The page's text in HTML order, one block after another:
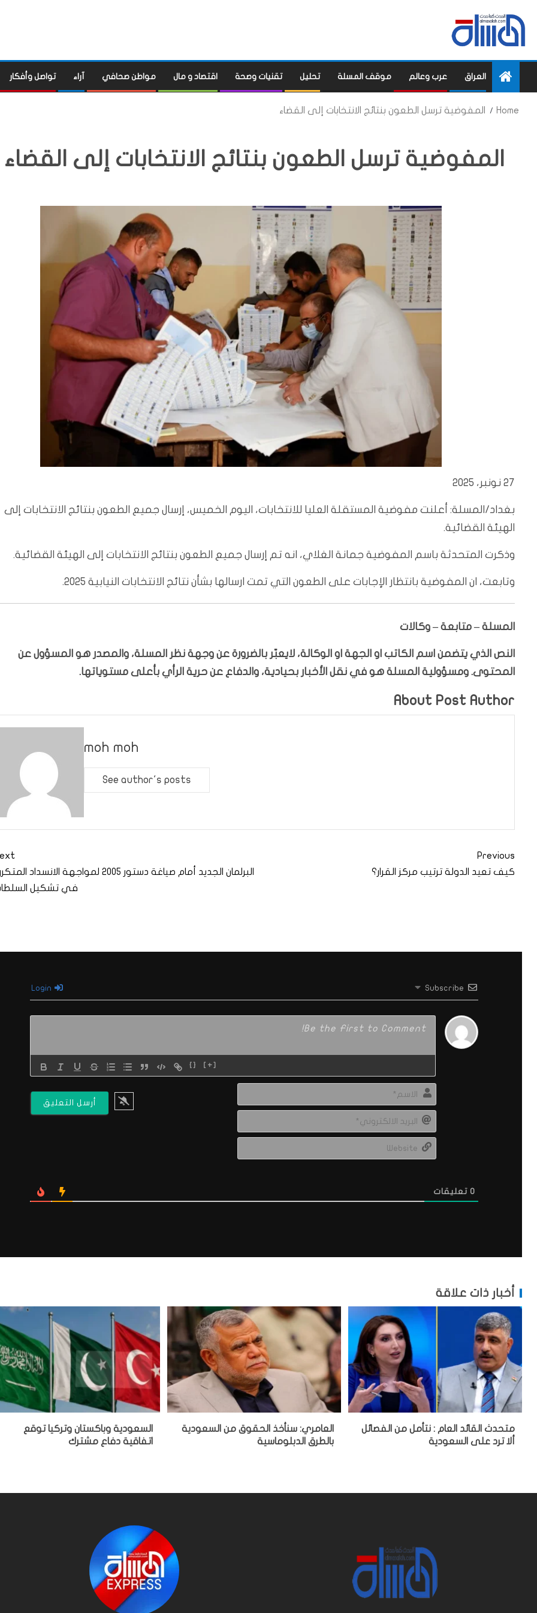
العراق عرب وعالم موقف المسلة تحليل تقنيات وصحة اقتصاد و مال مواطن صحافي آراء تواصل وأفكار
Home المفوضية ترسل الطعون بنتائج الانتخابات إلى القضاء
المفوضية ترسل الطعون بنتائج الانتخابات إلى القضاء
27 نونبر، 2025
بغداد/المسلة: أعلنت مفوضية المستقلة العليا للانتخابات، اليوم الخميس، إرسال جميع الطعون بنتائج الانتخابات إلى
الهيئة القضائية.
وذكرت المتحدثة باسم المفوضية جمانة الغلاي، انه تم إرسال جميع الطعون بنتائج الانتخابات إلى الهيئة القضائية.
وتابعت، ان المفوضية بانتظار الإجابات على الطعون التي تمت ارسالها بشأن نتائج الانتخابات النيابية 2025.
المسلة – متابعة – وكالات
النص الذي يتضمن اسم الكاتب او الجهة او الوكالة، لايعبّر بالضرورة عن وجهة نظر المسلة، والمصدر هو المسؤول عن
المحتوى. ومسؤولية المسلة هو في نقل الأخبار بحيادية، والدفاع عن حرية الرأي بأعلى مستوياتها.
About Post Author
moh moh
See author's posts
Previous
كيف تعيد الدولة ترتيب مركز القرار؟
البرلمان الجديد أمام صياغة دستور 2005 لمواجهة الانسداد
في تشكيل
Subscribe
{} [+]
0 تعليقات
أخبار ذات علاقة
متحدث القائد العام : نتأمل من الفصائل
ألا ترد على السعودية
العامري: سنأخذ الحقوق من السعودية
بالطرق الدبلوماسية
السعودية وباكستان وتركيا توقع
اتفاقية دفاع مشترك